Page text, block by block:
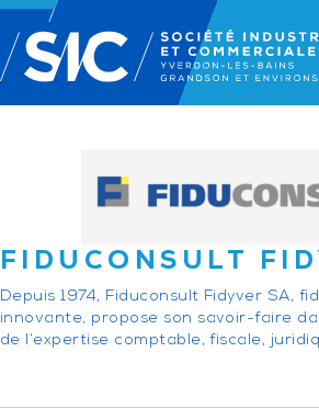
FIDUCONSULT
Depuis 1974, Fiduconsult Fidyver SA,
innovante, propose son savoir-faire
de l’expertise comptable, fiscale,